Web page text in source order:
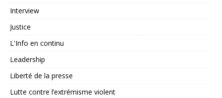
Interview
Justice
L'Info en continu
Leadership
Liberté de la presse
Lutte contre l’extrémisme violent